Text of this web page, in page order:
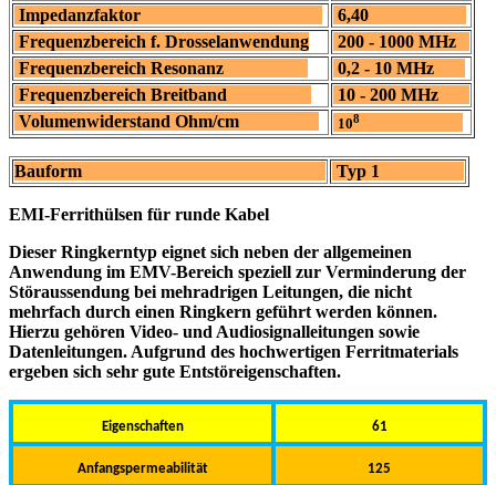
Impedanzfaktor
6,40
Frequenzbereich f. Drosselanwendung
200 - 1000 MHz
Frequenzbereich Resonanz
0,2 - 10 MHz
Frequenzbereich Breitband
10 - 200 MHz
Volumenwiderstand Ohm/cm
108
Bauform Typ 1
EMI-Ferrithülsen für runde Kabel
Dieser Ringkerntyp eignet sich neben der allgemeinen
Anwendung im EMV-Bereich speziell zur Verminderung der
Störaussendung bei mehradrigen Leitungen, die nicht
mehrfach durch einen Ringkern geführt werden können.
Hierzu gehören Video- und Audiosignalleitungen sowie
Datenleitungen. Aufgrund des hochwertigen Ferritmaterials
ergeben sich sehr gute Entstöreigenschaften.
Eigenschaften 61
Anfangspermeabilität 125